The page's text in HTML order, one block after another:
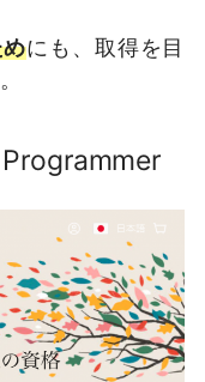
にも、取得を目